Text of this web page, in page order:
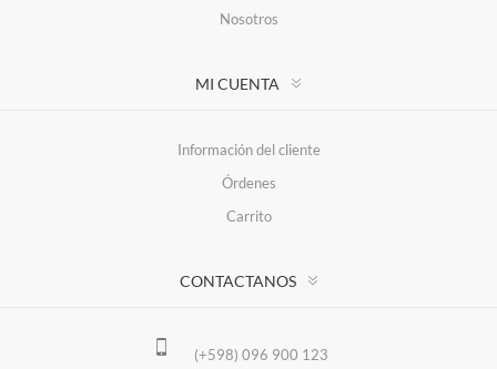
Nosotros
MI CUENTA
Información del cliente
Órdenes
Carrito
CONTACTANOS
(+598) 096 900 123